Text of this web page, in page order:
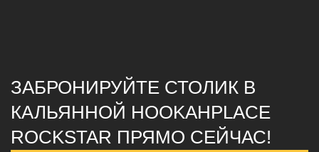
ЗАБРОНИРУЙТЕ СТОЛИК В
КАЛЬЯННОЙ HOOKAHPLACE
ROCKSTAR ПРЯМО СЕЙЧАС!